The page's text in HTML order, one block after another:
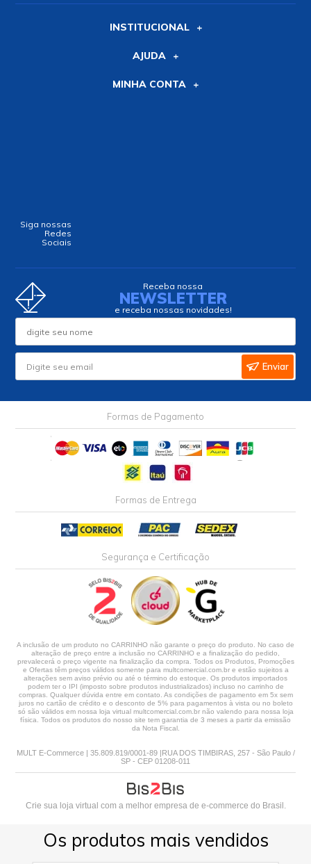
INSTITUCIONAL
AJUDA
MINHA CONTA
Siga nossas
Redes
Sociais
Receba nossa
NEWSLETTER
e receba nossas novidades!
Enviar
Formas de Pagamento
Formas de Entrega
Segurança e Certificação
A inclusão de um produto no CARRINHO não garante o preço do produto. No caso de
alteração de preço entre a inclusão no CARRINHO e a finalização do pedido,
prevalecerá o preço vigente na finalização da compra. Todos os Produtos, Promoções
e Ofertas têm preços válidos somente para multcomercial.com.br e estão sujeitos a
alterações sem aviso prévio ou até o término do estoque. Os produtos importados
podem ter o IPI (imposto sobre produtos industrializados) incluso no carrinho de
compras. Qualquer dúvida entre em contato. As condições de pagamento em 5x sem
juros no cartão de crédito e o desconto de 5% para pagamentos à vista ou no boleto
só são válidos em nossa loja virtual multcomercial.com.br não valendo para nossa loja
física. Todos os produtos do nosso site tem garantia de 3 meses a partir da emissão
da Nota Fiscal.
MULT E-Commerce | 35.809.819/0001-89 |RUA DOS TIMBIRAS, 257 - São Paulo /
SP - CEP 01208-011
Crie sua loja virtual com a melhor empresa de e-commerce do Brasil.
Os produtos mais vendidos